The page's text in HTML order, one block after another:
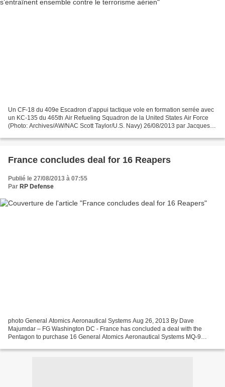
Un CF-18 du 409e Escadron d’appui tactique vole en formation serrée avec
un KC-135 du 465th Air Refueling Squadron de la United States Air Force
(Photo: Archives/AW/NAC Scott Taylor/U.S. Navy) 26/08/2013 par Jacques
France concludes deal for 16 Reapers
Publié le 27/08/2013 à 07:55
Par RP Defense
photo General Atomics Aeronautical Systems Aug 26, 2013 By Dave
Majumdar – FG Washington DC - France has concluded a deal with the
Pentagon to purchase 16 General Atomics Aeronautical Systems MQ-9